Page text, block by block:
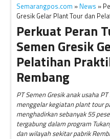
Semarangpos.com » News »
Gresik Gelar Plant Tour dan
Perkuat Peran
Semen Gresik
Pelatihan
Rembang
PT Semen Gresik anak usaha
menggelar kegiatan plant tour
menghadirkan sebanyak 55
tergabung dalam program
dan wilayah sekitar pabrik